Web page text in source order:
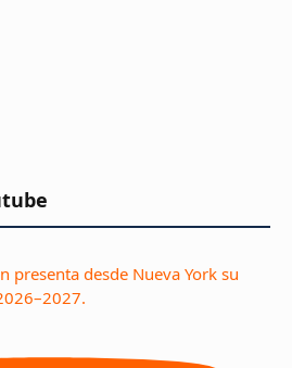
presenta desde Nueva York su